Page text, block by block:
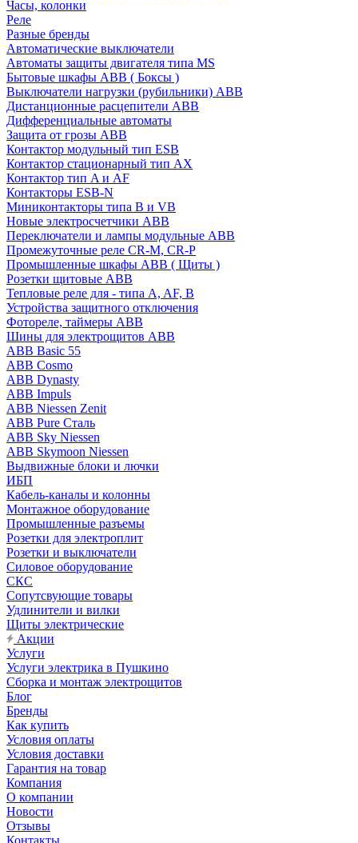
Часы, колонки
Реле
Разные бренды
Автоматические выключатели
Автоматы защиты двигателя типа MS
Бытовые шкафы ABB ( Боксы )
Выключатели нагрузки (рубильники) ABB
Дистанционные расцепители ABB
Дифференциальные автоматы
Защита от грозы ABB
Контактор модульный тип ESB
Контактор стационарный тип AX
Контактор тип A и AF
Контакторы ESB-N
Миниконтакторы типа B и VB
Новые электросчетчики ABB
Переключатели и лампы модульные ABB
Промежуточные реле CR-M, CR-P
Промышленные шкафы ABB ( Щиты )
Розетки щитовые ABB
Тепловые реле для - типа A, AF, B
Устройства защитного отключения
Фотореле, таймеры ABB
Шины для электрощитов АВВ
ABB Basic 55
ABB Cosmo
ABB Dynasty
ABB Impuls
ABB Niessen Zenit
ABB Pure Сталь
ABB Sky Niessen
ABB Skymoon Niessen
Выдвижные блоки и лючки
ИБП
Кабель-каналы и колонны
Монтажное оборудование
Промышленные разъемы
Розетки для электроплит
Розетки и выключатели
Силовое оборудование
СКС
Сопутсвующие товары
Удлинители и вилки
Щиты электрические
Акции
Услуги
Услуги электрика в Пушкино
Сборка и монтаж электрощитов
Блог
Бренды
Как купить
Условия оплаты
Условия доставки
Гарантия на товар
Компания
О компании
Новости
Отзывы
Контакты